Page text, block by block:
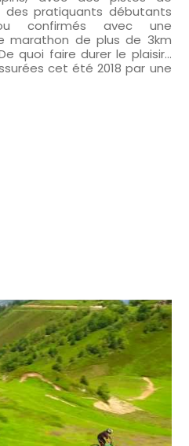
des pratiquants débutants
confirmés avec une
marathon de plus de 3km
quoi faire durer le plaisir…
cet été 2018 par une